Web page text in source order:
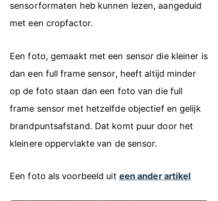
sensorformaten heb kunnen lezen, aangeduid
met een cropfactor.
Een foto, gemaakt met een sensor die kleiner is
dan een full frame sensor, heeft altijd minder
op de foto staan dan een foto van die full
frame sensor met hetzelfde objectief en gelijk
brandpuntsafstand. Dat komt puur door het
kleinere oppervlakte van de sensor.
Een foto als voorbeeld uit een ander artikel